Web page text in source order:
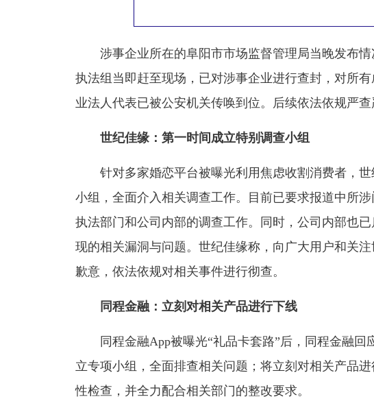
涉事企业所在的阜阳市市场监督管理局当晚发布情
执法组当即赶至现场，已对涉事企业进行查封，对所
业法人代表已被公安机关传唤到位。后续依法依规严查
世纪佳缘：第一时间成立特别调查小组
针对多家婚恋平台被曝光利用焦虑收割消费者，世
小组，全面介入相关调查工作。目前已要求报道中所
执法部门和公司内部的调查工作。同时，公司内部也
现的相关漏洞与问题。世纪佳缘称，向广大用户和关
歉意，依法依规对相关事件进行彻查。
同程金融：立刻对相关产品进行下线
同程金融App被曝光“礼品卡套路”后，同程金融回
立专项小组，全面排查相关问题；将立刻对相关产品
性检查，并全力配合相关部门的整改要求。